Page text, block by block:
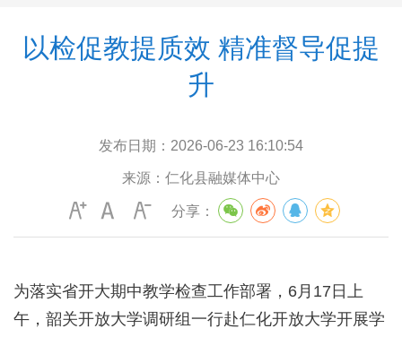
以检促教提质效 精准督导促提
升
发布日期： 2026-06-23 16:10:54
来源： 仁化县融媒体中心
分享：
为落实省开大期中教学检查工作部署，6月17日上
午，韶关开放大学调研组一行赴仁化开放大学开展学